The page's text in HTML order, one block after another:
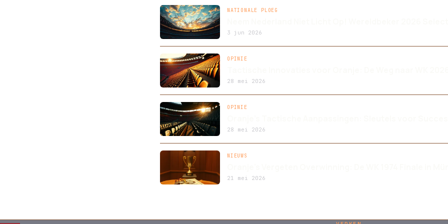
NATIONALE PLOEG
3 jun 2026
OPINIE
28 mei 2026
OPINIE
28 mei 2026
NIEUWS
21 mei 2026